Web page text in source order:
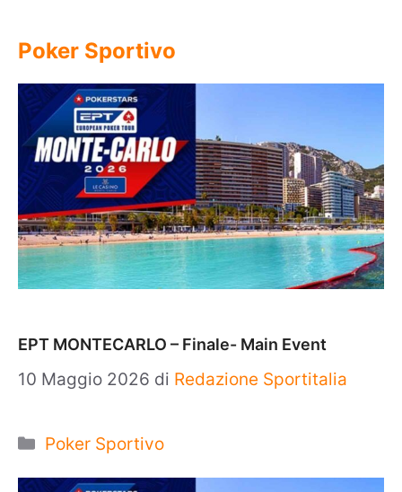
Poker Sportivo
EPT MONTECARLO – Finale- Main Event
10 Maggio 2026 di Redazione Sportitalia
Categorie
Poker Sportivo